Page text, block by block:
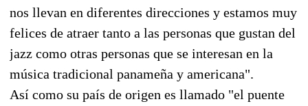
nos llevan en diferentes direcciones y estamos muy
felices de atraer tanto a las personas que gustan del
jazz como otras personas que se interesan en la
música tradicional panameña y americana".
Así como su país de origen es llamado "el puente